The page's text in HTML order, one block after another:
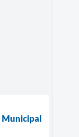
Municipal